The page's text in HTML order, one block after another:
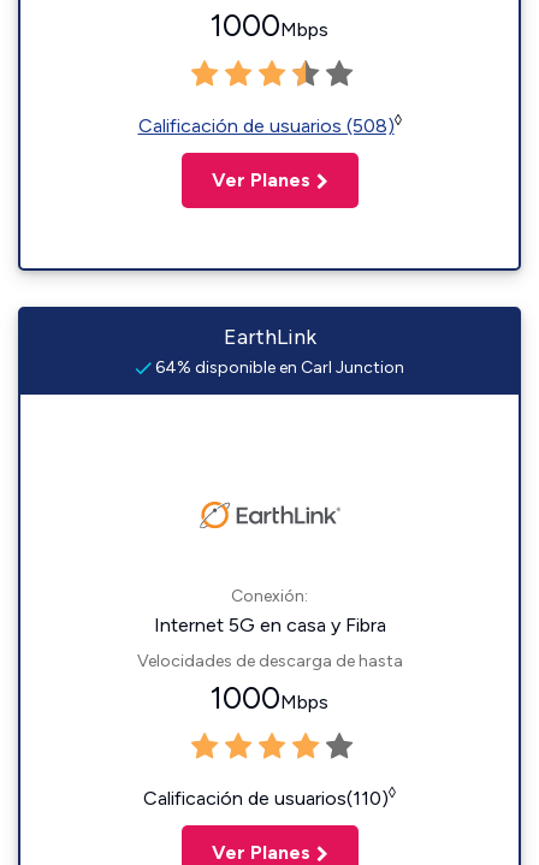
1000Mbps
Calificación de usuarios (508)◊
Ver Planes
EarthLink
64% disponible en Carl Junction
Conexión:
Internet 5G en casa y Fibra
Velocidades de descarga de hasta
1000Mbps
Calificación de usuarios(110)◊
Ver Planes